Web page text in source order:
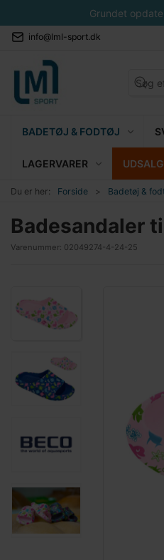
Grundet
info@lml-sport.dk
BADETØJ & FODTØJ
LAGERVARER
Du er her: Forside Badetøj &
Badesandaler
Varenummer: 02049274-4-24-25